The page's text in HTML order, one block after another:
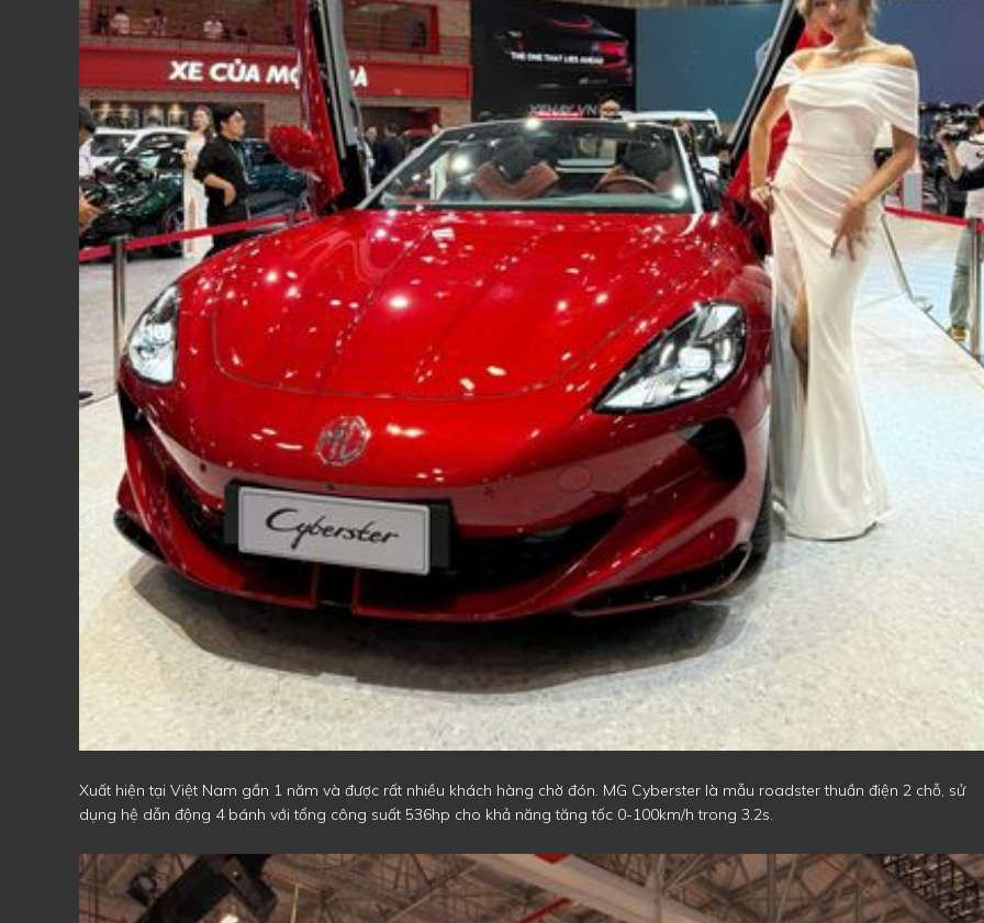
Xuất hiện tại Việt Nam gần 1 năm và được rất nhiều khách hàng chờ đón. MG Cyberster là mẫu roadster thuần điện 2 chỗ, sử
dụng hệ dẫn động 4 bánh với tổng công suất 536hp cho khả năng tăng tốc 0-100km/h trong 3.2s.